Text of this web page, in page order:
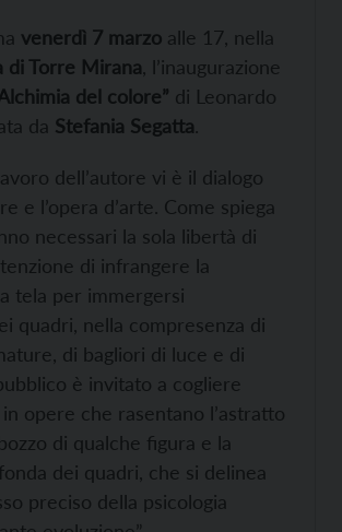
venerdì 7 marzo alle 17, nella
di Torre Mirana , l’inaugurazione
del colore” di Leonardo
da Stefania Segatta.
dell’autore vi è il dialogo
e l’opera d’arte. Come spiega
necessari la sola libertà di
di infrangere la
tela per immergersi
quadri, nella compresenza di
di bagliori di luce e di
è invitato a cogliere
opere che rasentano l’astratto
di qualche figura e la
dei quadri, che si delinea
preciso della psicologia